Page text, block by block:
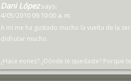
Dani López says:
4/05/2010 09:10:00 a. m.
A mí me ha gustado mucho la vuelta de la
disfrutar mucho.
¿Hace eones? ¿Dónde te quedaste?